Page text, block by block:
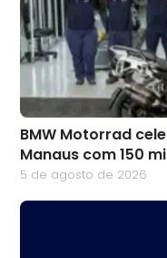
BMW Motorrad
Manaus com 150
5 de agosto de 2026